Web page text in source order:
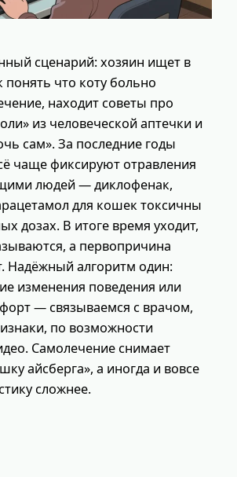
сценарий: хозяин ищет в
понять что коту больно
находит советы про
из человеческой аптечки и
сам». За последние годы
чаще фиксируют отравления
людей — диклофенак,
для кошек токсичны
дозах. В итоге время уходит,
а первопричина
Надёжный алгоритм один:
изменения поведения или
— связываемся с врачом,
по возможности
Самолечение снимает
айсберга», а иногда и вовсе
сложнее.